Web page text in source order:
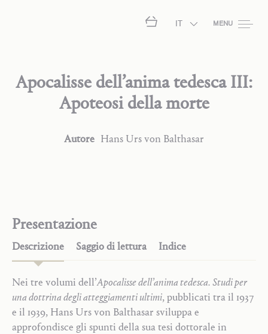
IT MENU
Apocalisse dell’anima tedesca III:
Apoteosi della morte
Autore Hans Ursvon Balthasar
Presentazione
Descrizione Saggio di lettura Indice
Nei tre volumi dell’Apocalisse dell’anima tedesca. Studi per
una dottrina degli atteggiamenti ultimi, pubblicati tra il 1937
e il 1939, Hans Urs von Balthasar sviluppa e
approfondisce gli spunti della sua tesi dottorale in